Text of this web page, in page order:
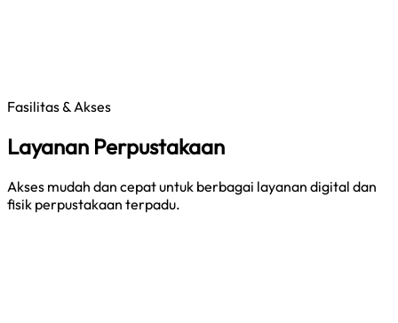
Fasilitas & Akses
Layanan Perpustakaan
Akses mudah dan cepat untuk berbagai layanan digital dan
fisik perpustakaan terpadu.